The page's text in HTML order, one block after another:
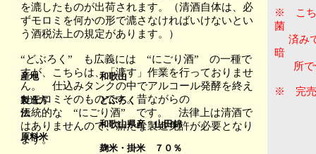
産地
製造方
法
原料米
和歌山
どぶろく
和歌山県産 山田錦
麹米・掛米 ７０％
を漉したものが出荷されます。
（清酒自体は、必
ずモロミを何かの形で漉さなければいけないとい
う酒税法上の規定があります。）
“どぶろく” も広義には “にごり酒” の一種で
すが、こちらは、「漉す」作業を行っておりませ
ん。 仕込みタンクの中でアルコール発酵を終え
たモロミそのものです。昔ながらの
伝統的な “にごり酒” です。 法律上は清酒で
はありませんので、新たな製造免許が必要となり
ます。
※ こち
菌
済み
暗
所で
※ 完売